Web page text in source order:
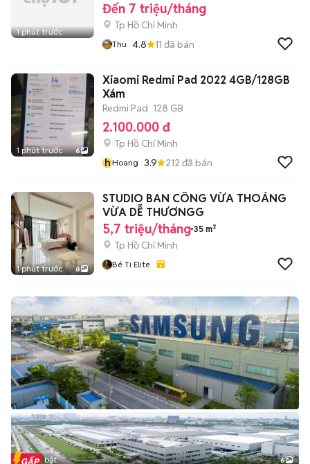
1 phút trước
Đến 7 triệu/tháng
Tp Hồ Chí Minh
Thu 4.8 11 đã bán
1 phút trước 6
Xiaomi Redmi Pad 2022 4GB/128GB
Xám
Redmi Pad 128 GB
2.100.000 đ
Tp Hồ Chí Minh
hHoang 3.9 212 đã bán
1 phút trước 8
STUDIO BAN CÔNG VỪA THOÁNG
VỪA DỄ THƯƠNGG
5,7 triệu/tháng 35 m²
Tp Hồ Chí Minh
Bé Ti Elite
Tin nổi bật 6